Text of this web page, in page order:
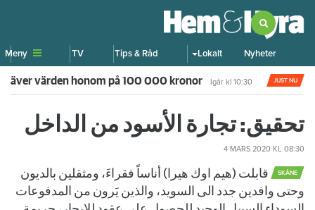
Nyheter
Lokalt
Tips & Råd
TV
Meny
JUST NU
värden honom på 100 000 kronor Igår kl 10:30
تحقيق: تجارة الأسود من الداخل
4 MARS 2020 KL 08:30
SKÅNE
قابلت (هيم اوك هيرا) أناساً فقراءَ، ومثقلين بالديون
وحتى وافدين جدد الى السويد، والذين يَرون من المدفوعات